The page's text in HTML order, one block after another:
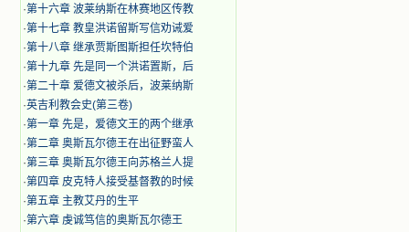
·第十六章 波莱纳斯在林赛地区传教
·第十七章 教皇洪诺留斯写信劝诫爱
·第十八章 继承贾斯图斯担任坎特伯
·第十九章 先是同一个洪诺置斯，后
·第二十章 爱德文被杀后，波莱纳斯
·英吉利教会史(第三卷)
·第一章 先是，爱德文王的两个继承
·第二章 奥斯瓦尔德王在出征野蛮人
·第三章 奥斯瓦尔德王向苏格兰人提
·第四章 皮克特人接受基督教的时候
·第五章 主教艾丹的生平
·第六章 虔诚笃信的奥斯瓦尔德王